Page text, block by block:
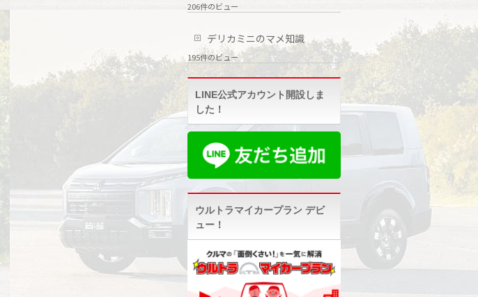
206件のビュー
デリカミニのマメ知識
195件のビュー
LINE公式アカウント開設しま
した！
ウルトラマイカープラン デビ
ュー！